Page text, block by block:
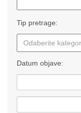
Tip pretrage:
Datum objave: